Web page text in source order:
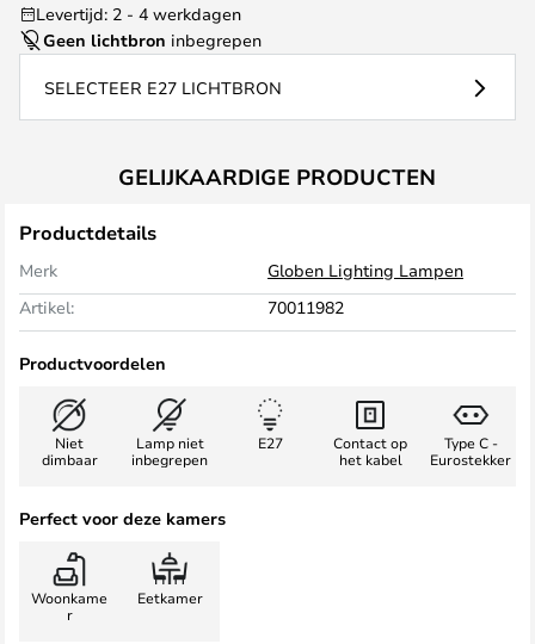
Levertijd: 2 - 4 werkdagen
Geen lichtbron inbegrepen
SELECTEER E27 LICHTBRON
GELIJKAARDIGE PRODUCTEN
Productdetails
Merk
Globen Lighting Lampen
Artikel:
70011982
Productvoordelen
Niet
dimbaar
Lamp niet
inbegrepen
E27
Contact op
het kabel
Type C -
Eurostekker
Perfect voor deze kamers
Woonkame
r
Eetkamer